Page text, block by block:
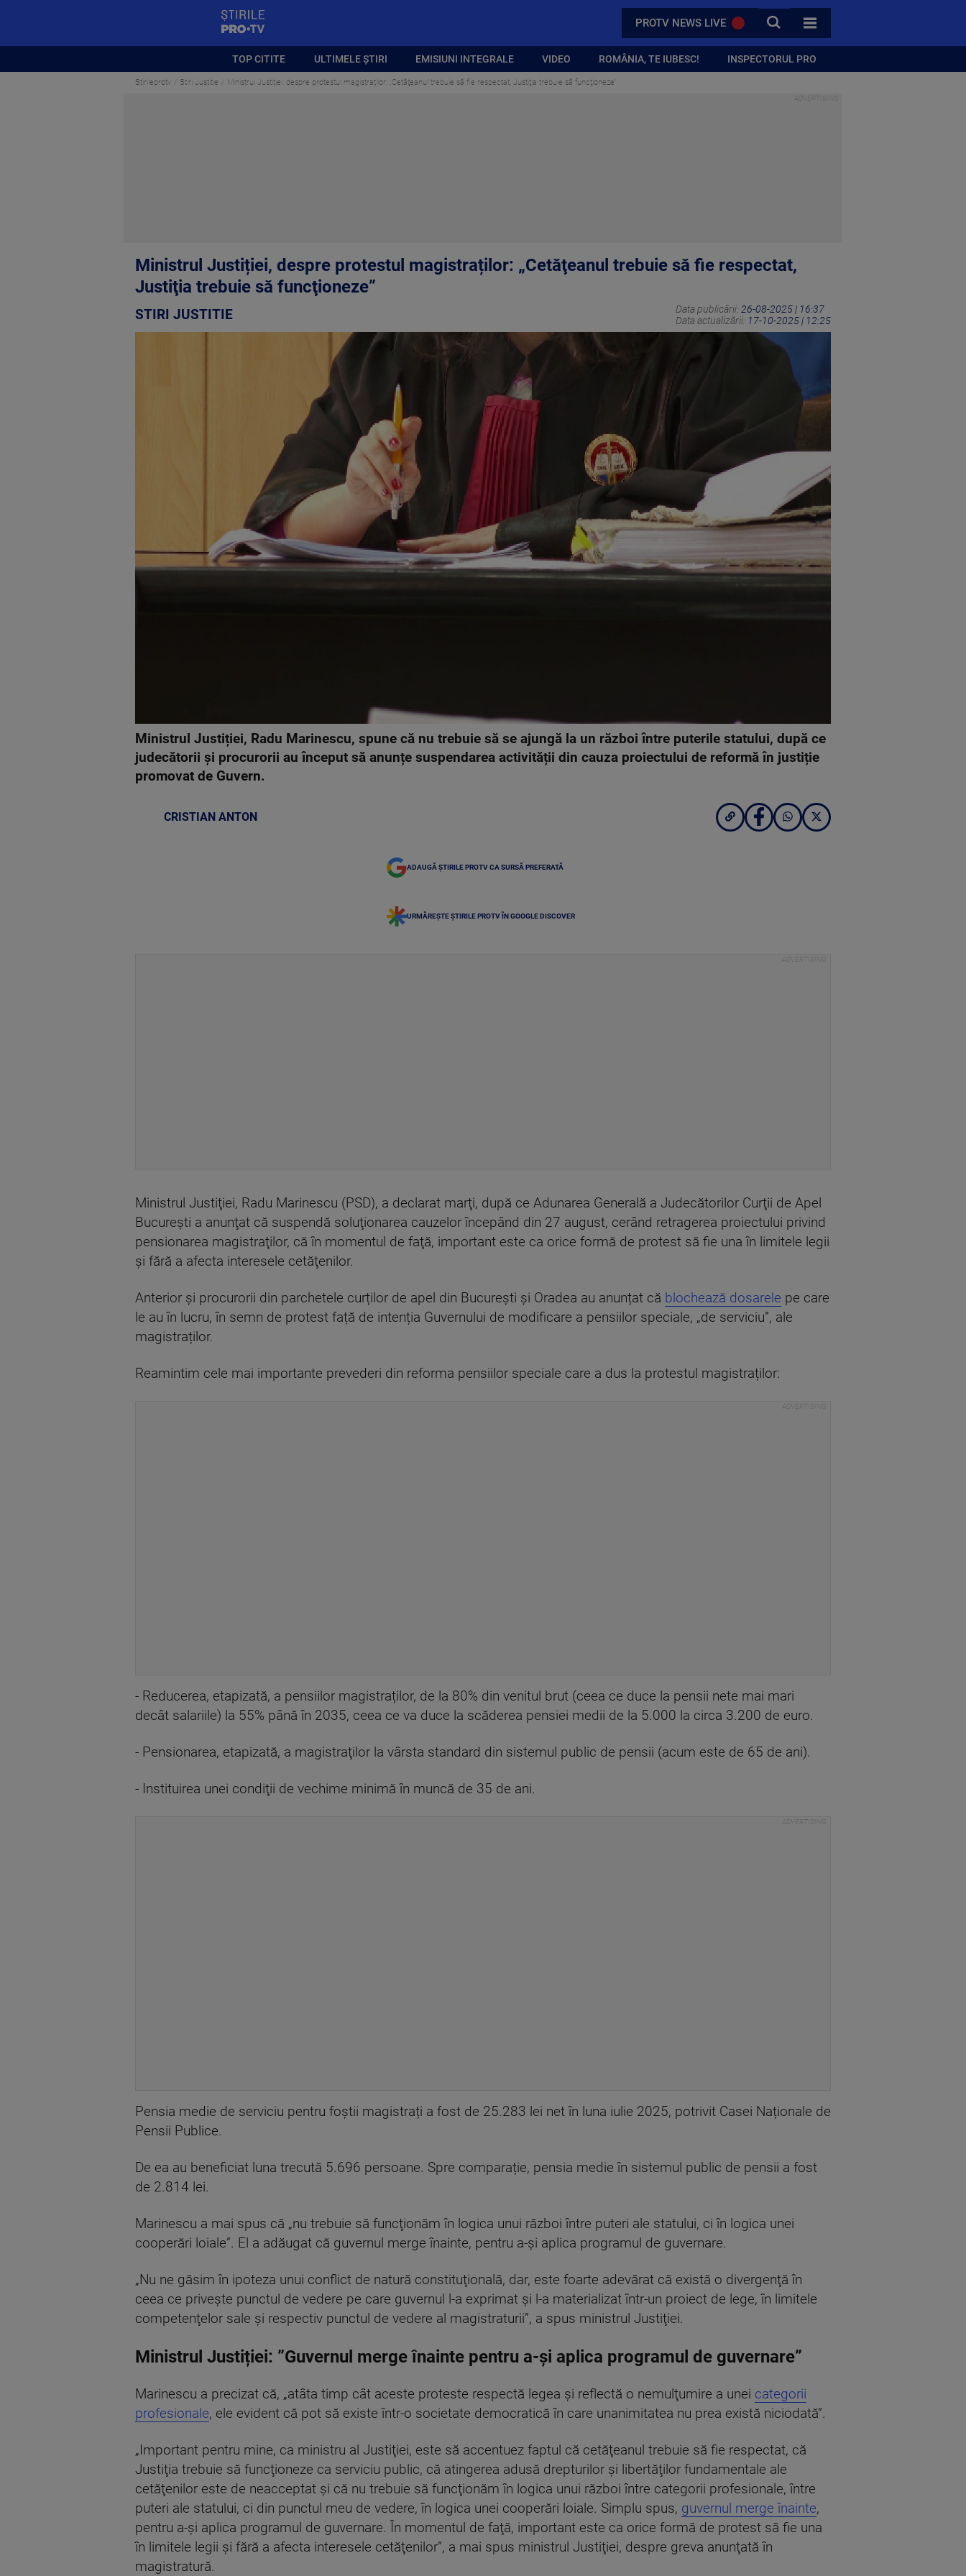
PROTV NEWS LIVE CAUTA
TOATE CATEGORIILE
TOP CITITE ULTIMELE ȘTIRI EMISIUNI INTEGRALE VIDEO ROMÂNIA, TE IUBESC! INSPECTORUL PRO
Stirileprotv Stiri Justitie Ministrul Justiției, despre protestul magistraților: „Cetăţeanul trebuie să fie respectat, Justiţia trebuie să funcţioneze”
Ministrul Justiției, despre protestul magistraților: „Cetăţeanul trebuie să fie respectat,
Justiţia trebuie să funcţioneze”
STIRI JUSTITIE Data publicării: 26-08-2025 | 16:37
Data actualizării: 17-10-2025 | 12:25
Ministrul Justiției, Radu Marinescu, spune că nu trebuie să se ajungă la un război între puterile statului, după ce
judecătorii și procurorii au început să anunțe suspendarea activității din cauza proiectului de reformă în justiție
promovat de Guvern.
CRISTIAN ANTON
ADAUGĂ ȘTIRILE PROTV CA SURSĂ PREFERATĂ
URMĂREȘTE ȘTIRILE PROTV ÎN GOOGLE DISCOVER
Ministrul Justiţiei, Radu Marinescu (PSD), a declarat marţi, după ce Adunarea Generală a Judecătorilor Curţii de Apel
Bucureşti a anunţat că suspendă soluţionarea cauzelor începând din 27 august, cerând retragerea proiectului privind
pensionarea magistraţilor, că în momentul de faţă, important este ca orice formă de protest să fie una în limitele legii
şi fără a afecta interesele cetăţenilor.
Anterior și procurorii din parchetele curților de apel din București și Oradea au anunțat că blochează dosarele pe care
le au în lucru, în semn de protest față de intenția Guvernului de modificare a pensiilor speciale, „de serviciu”, ale
magistraților.
Reamintim cele mai importante prevederi din reforma pensiilor speciale care a dus la protestul magistraților:
- Reducerea, etapizată, a pensiilor magistraților, de la 80% din venitul brut (ceea ce duce la pensii nete mai mari
decât salariile) la 55% până în 2035, ceea ce va duce la scăderea pensiei medii de la 5.000 la circa 3.200 de euro.
- Pensionarea, etapizată, a magistraţilor la vârsta standard din sistemul public de pensii (acum este de 65 de ani).
- Instituirea unei condiţii de vechime minimă în muncă de 35 de ani.
Pensia medie de serviciu pentru foștii magistrați a fost de 25.283 lei net în luna iulie 2025, potrivit Casei Naționale de
Pensii Publice.
De ea au beneficiat luna trecută 5.696 persoane. Spre comparație, pensia medie în sistemul public de pensii a fost
de 2.814 lei.
Marinescu a mai spus că „nu trebuie să funcţionăm în logica unui război între puteri ale statului, ci în logica unei
cooperări loiale”. El a adăugat că guvernul merge înainte, pentru a-şi aplica programul de guvernare.
„Nu ne găsim în ipoteza unui conflict de natură constituţională, dar, este foarte adevărat că există o divergenţă în
ceea ce priveşte punctul de vedere pe care guvernul l-a exprimat şi l-a materializat într-un proiect de lege, în limitele
competenţelor sale şi respectiv punctul de vedere al magistraturii”, a spus ministrul Justiţiei.
Ministrul Justiției: ”Guvernul merge înainte pentru a-și aplica programul de guvernare”
Marinescu a precizat că, „atâta timp cât aceste proteste respectă legea şi reflectă o nemulţumire a unei categorii
profesionale, ele evident că pot să existe într-o societate democratică în care unanimitatea nu prea există niciodată”.
„Important pentru mine, ca ministru al Justiţiei, este să accentuez faptul că cetăţeanul trebuie să fie respectat, că
Justiţia trebuie să funcţioneze ca serviciu public, că atingerea adusă drepturilor şi libertăţilor fundamentale ale
cetăţenilor este de neacceptat şi că nu trebuie să funcţionăm în logica unui război între categorii profesionale, între
puteri ale statului, ci din punctul meu de vedere, în logica unei cooperări loiale. Simplu spus, guvernul merge înainte,
pentru a-şi aplica programul de guvernare. În momentul de faţă, important este ca orice formă de protest să fie una
în limitele legii şi fără a afecta interesele cetăţenilor”, a mai spus ministrul Justiţiei, despre greva anunţată în
magistratură.